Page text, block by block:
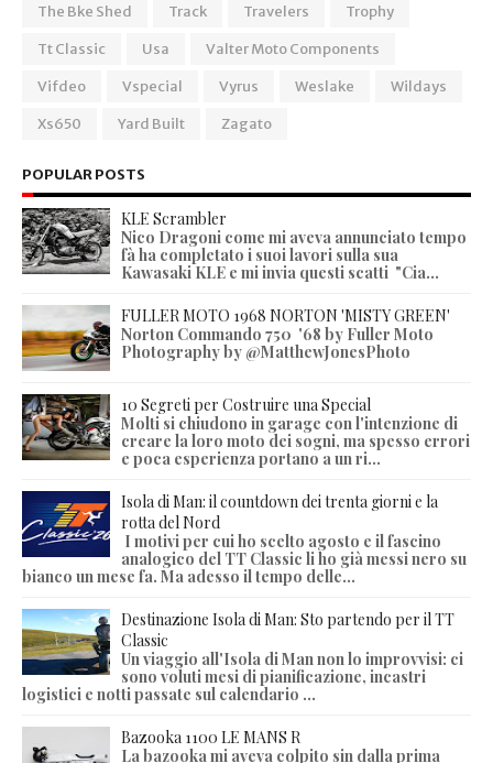
The Bke Shed
Track Travelers
Trophy
Tt Classic
Usa
Valter Moto Components
Vifdeo
Vspecial Vyrus Weslake
Wildays
Xs650
Yard Built Zagato
POPULAR POSTS
KLE Scrambler
Nico Dragoni come mi aveva annunciato tempo
fà ha completato i suoi lavori sulla sua
Kawasaki KLE e mi invia questi scatti "Cia...
FULLER MOTO 1968 NORTON 'MISTY GREEN'
Norton Commando 750 '68 by Fuller Moto
Photography by @MatthewJonesPhoto
10 Segreti per Costruire una Special
Molti si chiudono in garage con l'intenzione di
creare la loro moto dei sogni, ma spesso errori
e poca esperienza portano a un ri...
Isola di Man: il countdown dei trenta giorni e la
rotta del Nord
I motivi per cui ho scelto agosto e il fascino
analogico del TT Classic li ho già messi nero su
bianco un mese fa. Ma adesso il tempo delle...
Destinazione Isola di Man: Sto partendo per il TT
Classic
Un viaggio all'Isola di Man non lo improvvisi: ci
sono voluti mesi di pianificazione, incastri
logistici e notti passate sul calendario ...
Bazooka 1100 LE MANS R
La bazooka mi aveva colpito sin dalla prima